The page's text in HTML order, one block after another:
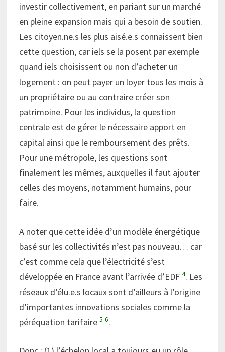
investir collectivement, en pariant sur un marché
en pleine expansion mais qui a besoin de soutien.
Les citoyen.ne.s les plus aisé.e.s connaissent bien
cette question, car iels se la posent par exemple
quand iels choisissent ou non d’acheter un
logement : on peut payer un loyer tous les mois à
un propriétaire ou au contraire créer son
patrimoine. Pour les individus, la question
centrale est de gérer le nécessaire apport en
capital ainsi que le remboursement des prêts.
Pour une métropole, les questions sont
finalement les mêmes, auxquelles il faut ajouter
celles des moyens, notamment humains, pour
faire.
A noter que cette idée d’un modèle énergétique
basé sur les collectivités n’est pas nouveau… car
c’est comme cela que l’électricité s’est
développée en France avant l’arrivée d’EDF4. Les
réseaux d’élu.e.s locaux sont d’ailleurs à l’origine
d’importantes innovations sociales comme la
péréquation tarifaire5 6.